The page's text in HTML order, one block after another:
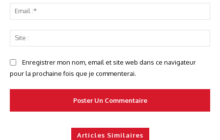
:*
:
Enregistrer mon nom, email et site web dans ce navigateur
pour la prochaine fois que je commenterai.
Articles Similaires